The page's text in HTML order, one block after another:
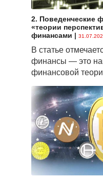
2. Поведенческие
«теории
финансами |
В статье
финансы — это
финансовой